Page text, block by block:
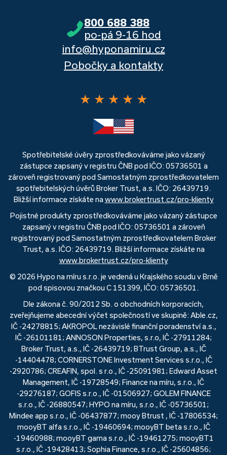
800 688 388
po-pá 9-16 hod
info@hyponamiru.cz
Pobočky a kontakty
★ ★ ★ ★ ★
Spotřebitelské úvěry zprostředkováváme jako vázaný
zástupce zapsaný v registru ČNB pod IČO: 05736501 a
zároveň registrovaný pod Samostatným zprostředkovatelem
spotřebitelských úvěrů Broker Trust, a.s. IČO: 26439719.
Bližší informace získáte na www.brokertrust.cz/pro-klienty
Pojistné produkty zprostředkováváme jako vázaný zástupce
zapsaný v registru ČNB pod IČO: 05736501 a zároveň
registrovaný pod Samostatným zprostředkovatelem Broker
Trust, a.s. IČO: 26439719. Bližší informace získáte na
www.brokertrust.cz/pro-klienty
© 2026 Hypo na míru s.r.o. je vedená u Krajského soudu v Brně
pod spisovou značkou C 151399, IČO: 05736501.
Dle zákona č. 90/2012 Sb. o obchodních korporacích,
zveřejňujeme abecední výčet společností ve skupině: Able.cz,
IČ -24278815; AKROPOL nezávislé finanční poradenství a.s.,
IČ -26101181; ANNOSON Properties, s.r.o, IČ -27911284;
Broker Trust, a.s., IČ -26439719; BTrust Group, a.s., IČ
-14404478; CORNERSTONE Investment Services s.r.o., IČ
-2920786; CREAFIN, spol. s r.o., IČ -25091981; Edward Asset
Management, IČ -19728549; Finance na míru, s.r.o., IČ
-29276187; GOFIS s.r.o., IČ -01506927; GOLEM FINANCE
s.r.o., IČ -26880547; HYPO na míru, s.r.o., IČ -05736501;
Mindee app s.r.o., IČ -06437877; mooy Btrust , IČ -17806534;
mooyBT alfa s.r.o., IČ -19460694; mooyBT beta s.r.o., IČ
-19460988; mooyBT gama s.r.o., IČ -19461275; mooyBT1
s.r.o., IČ -19428413; Sophia Finance, s.r.o., IČ -25604856;